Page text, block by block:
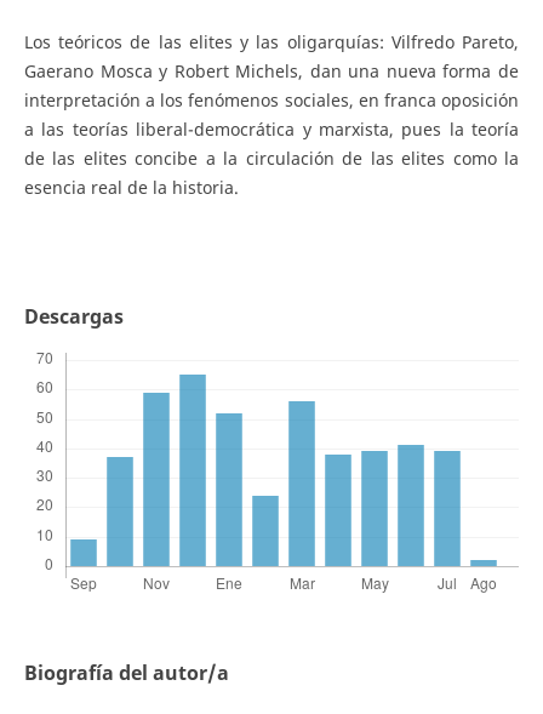
Los teóricos de las elites y las oligarquías: Vilfredo Pareto,
Gaerano Mosca y Robert Michels, dan una nueva forma de
interpretación a los fenómenos sociales, en franca oposición
a las teorías liberal-democrática y marxista, pues la teoría
de las elites concibe a la circulación de las elites como la
esencia real de la historia.
Descargas
Biografía del autor/a